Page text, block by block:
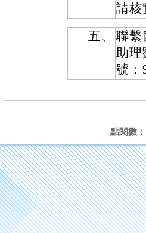
請核
五、
聯繫
助理
號：
點閱數：